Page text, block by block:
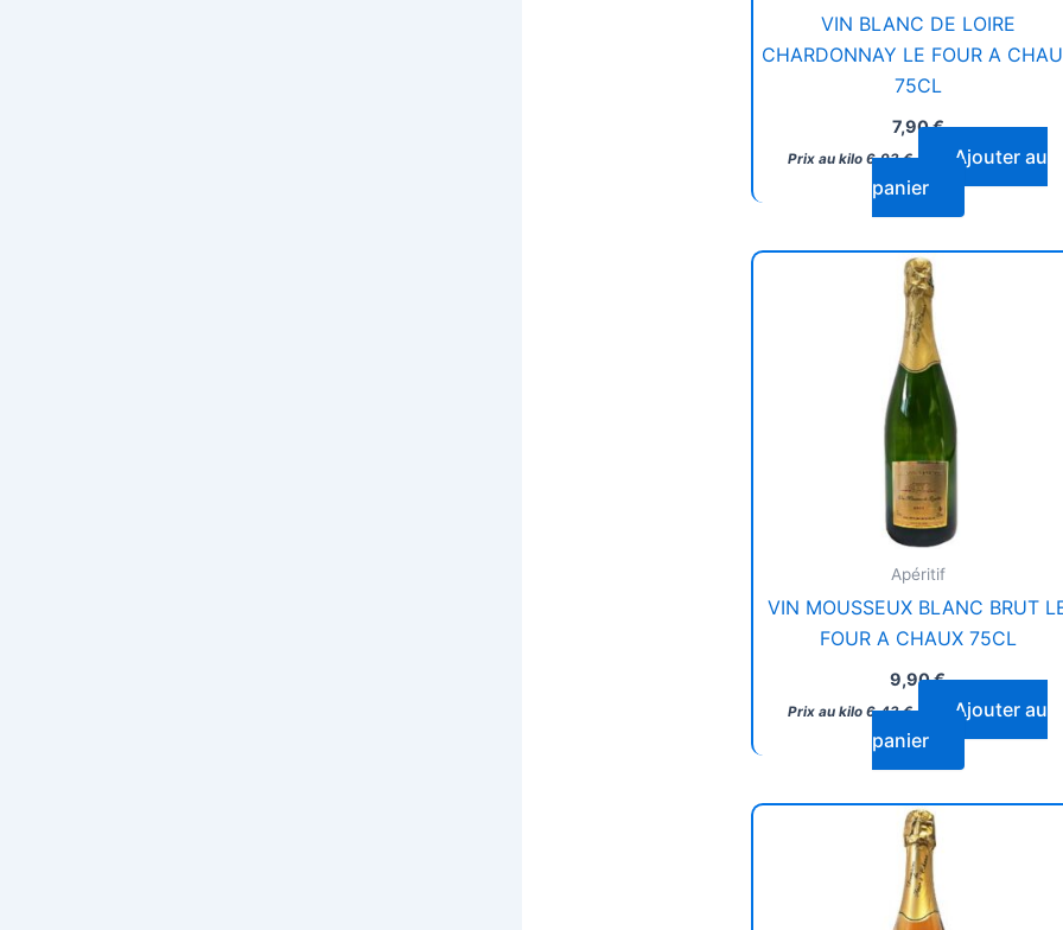
VIN BLANC DE LOIRE
CHARDONNAY LE FOUR A
75CL
7,90€
Prix au kilo 6,93€
Ajouter au
panier
Apéritif
VIN MOUSSEUX BLANC BRUT
FOUR A CHAUX 75CL
9,90€
Prix au kilo 6,43€
Ajouter au
panier